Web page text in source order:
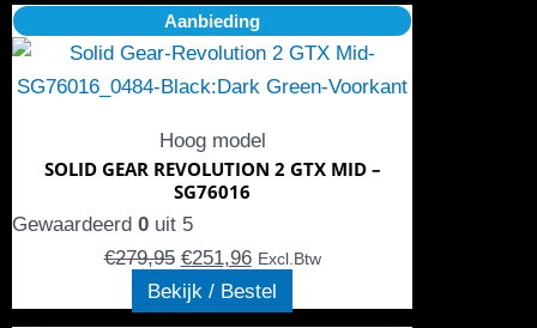
gekozen
worden
op
productpagina
Aanbieding
Hoog model
SOLID GEAR REVOLUTION 2 GTX MID –
SG76016
Gewaardeerd 0 uit 5
€279,95
Oorspronkelijke
prijs
was:
€251,96
Huidige
prijs
is:
Excl.Btw
Bekijk / Bestel
Dit
product
heeft
variaties.
Deze
kan
gekozen